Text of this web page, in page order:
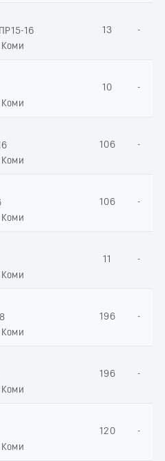
16
Коми
13 -
Коми
10 -
Коми
106 -
Коми
106 -
Коми
11 -
Коми
196 -
Коми
196 -
Коми
120 -